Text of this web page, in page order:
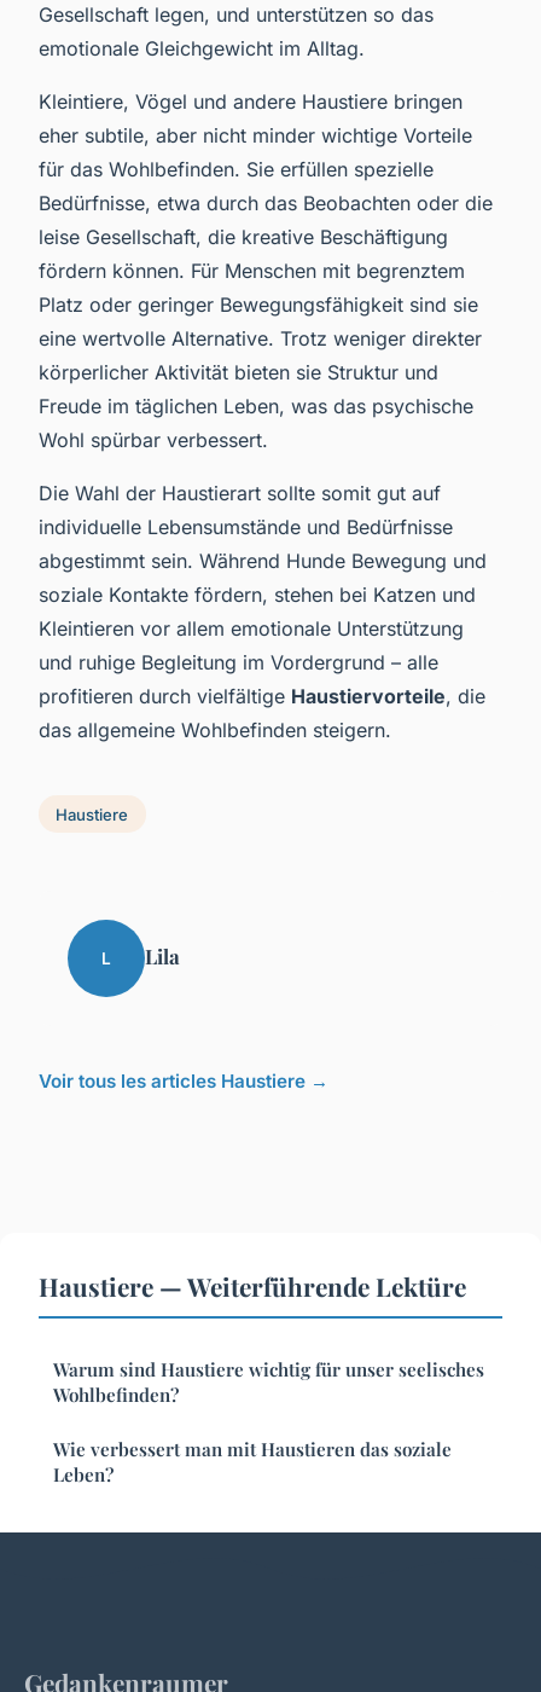
Gesellschaft legen, und unterstützen so das
emotionale Gleichgewicht im Alltag.
Kleintiere, Vögel und andere Haustiere bringen
eher subtile, aber nicht minder wichtige Vorteile
für das Wohlbefinden. Sie erfüllen spezielle
Bedürfnisse, etwa durch das Beobachten oder die
leise Gesellschaft, die kreative Beschäftigung
fördern können. Für Menschen mit begrenztem
Platz oder geringer Bewegungsfähigkeit sind sie
eine wertvolle Alternative. Trotz weniger direkter
körperlicher Aktivität bieten sie Struktur und
Freude im täglichen Leben, was das psychische
Wohl spürbar verbessert.
Die Wahl der Haustierart sollte somit gut auf
individuelle Lebensumstände und Bedürfnisse
abgestimmt sein. Während Hunde Bewegung und
soziale Kontakte fördern, stehen bei Katzen und
Kleintieren vor allem emotionale Unterstützung
und ruhige Begleitung im Vordergrund – alle
profitieren durch vielfältige Haustiervorteile, die
das allgemeine Wohlbefinden steigern.
Haustiere
L Lila
Voir tous les articles Haustiere →
Haustiere — Weiterführende Lektüre
Warum sind Haustiere wichtig für unser seelisches
Wohlbefinden?
Wie verbessert man mit Haustieren das soziale
Leben?
Gedankenraumer